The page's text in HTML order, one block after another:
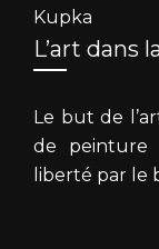
Kupka
L’art dans
Le but de
de peinture
liberté par le